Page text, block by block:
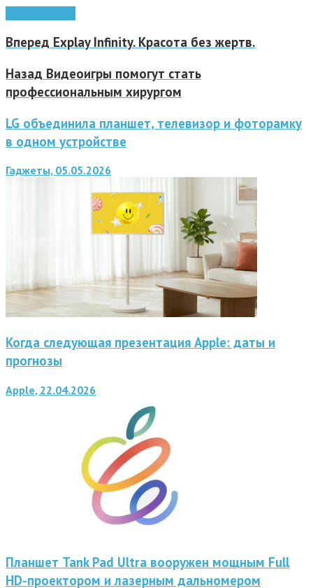
Вперед Explay Infinity. Красота без жертв.
Назад Видеоигры помогут стать
профессиональным хирургом
LG объединила планшет, телевизор и фоторамку
в одном устройстве
Гаджеты, 05.05.2026
Когда следующая презентация Apple: даты и
прогнозы
Apple, 22.04.2026
Планшет Tank Pad Ultra вооружен мощным Full
HD-проектором и лазерным дальномером